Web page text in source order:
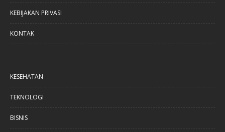
KEBIJAKAN PRIVASI
KONTAK
KESEHATAN
TEKNOLOGI
BISNIS